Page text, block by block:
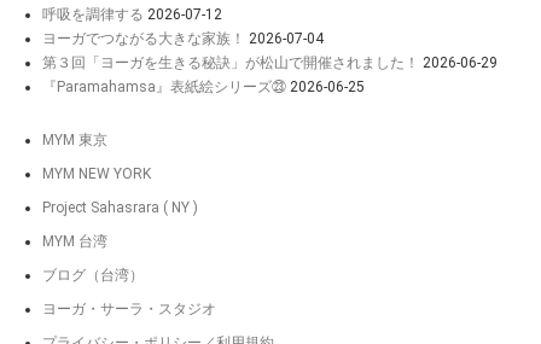
呼吸を調律する 2026-07-12
ヨーガでつながる大きな家族！
2026-07-04
第３回「ヨーガを生きる秘訣」が松山で開催されました！
2026-06-29
『Paramahamsa』表紙絵シリーズ㉓ 2026-06-25
MYM 東京
MYM NEW YORK
Project Sahasrara ( NY )
MYM 台湾
ブログ（台湾）
ヨーガ・サーラ・スタジオ